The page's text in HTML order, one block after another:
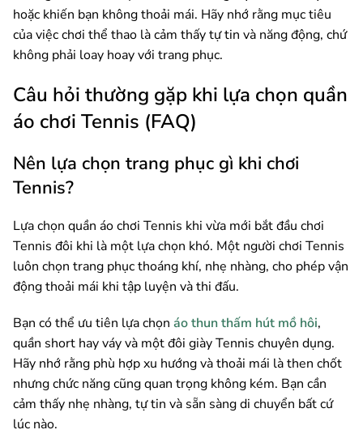
hoặc khiến bạn không thoải mái. Hãy nhớ rằng mục tiêu
của việc chơi thể thao là cảm thấy tự tin và năng động, chứ
không phải loay hoay với trang phục.
Câu hỏi thường gặp khi lựa chọn quần
áo chơi Tennis (FAQ)
Nên lựa chọn trang phục gì khi chơi
Tennis?
Lựa chọn quần áo chơi Tennis khi vừa mới bắt đầu chơi
Tennis đôi khi là một lựa chọn khó. Một người chơi Tennis
luôn chọn trang phục thoáng khí, nhẹ nhàng, cho phép vận
động thoải mái khi tập luyện và thi đấu.
Bạn có thể ưu tiên lựa chọn áo thun thấm hút mồ hôi,
quần short hay váy và một đôi giày Tennis chuyên dụng.
Hãy nhớ rằng phù hợp xu hướng và thoải mái là then chốt
nhưng chức năng cũng quan trọng không kém. Bạn cần
cảm thấy nhẹ nhàng, tự tin và sẵn sàng di chuyển bất cứ
lúc nào.